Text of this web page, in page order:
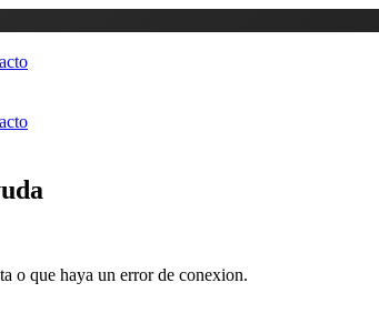
o que haya un error de conexion.